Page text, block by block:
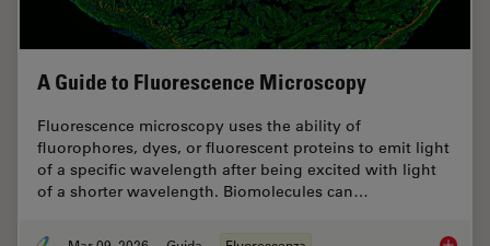
A Guide to Fluorescence Microscopy
Fluorescence microscopy uses the ability of
fluorophores, dyes, or fluorescent proteins to emit light
of a specific wavelength after being excited with light
of a shorter wavelength. Biomolecules can…